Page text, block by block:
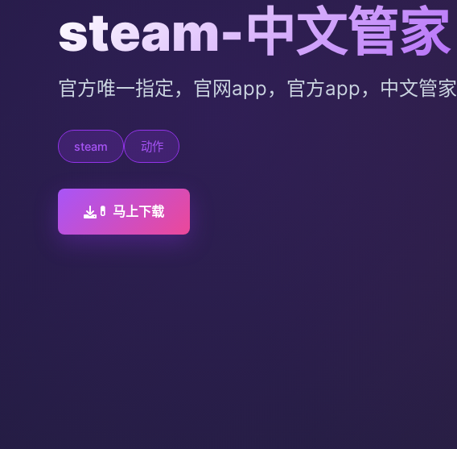
steam-中文管家
官方唯一指定，官网app，官方app，中文管家
steam 动作
💊 马上下载